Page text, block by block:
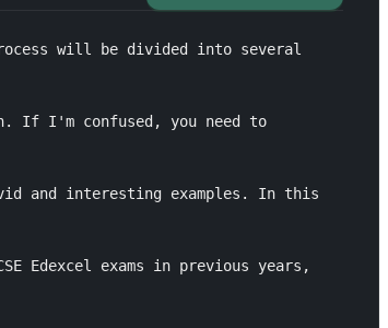
will be divided into several
If I'm confused, you need to
and interesting examples. In this
Edexcel exams in previous years,